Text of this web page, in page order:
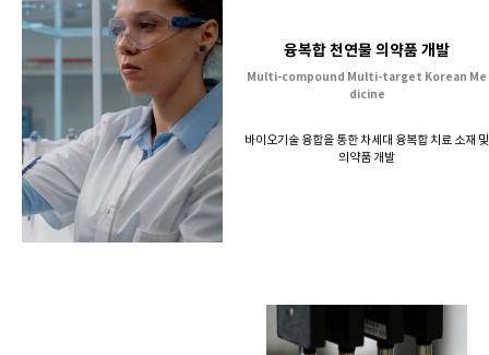
융복합 천연물 의약품 개발
Multi-compound Multi-target Korean Me
dicine
바이오기술 융합을 통한 차세대 융복합 치료 소재 및
의약품 개발